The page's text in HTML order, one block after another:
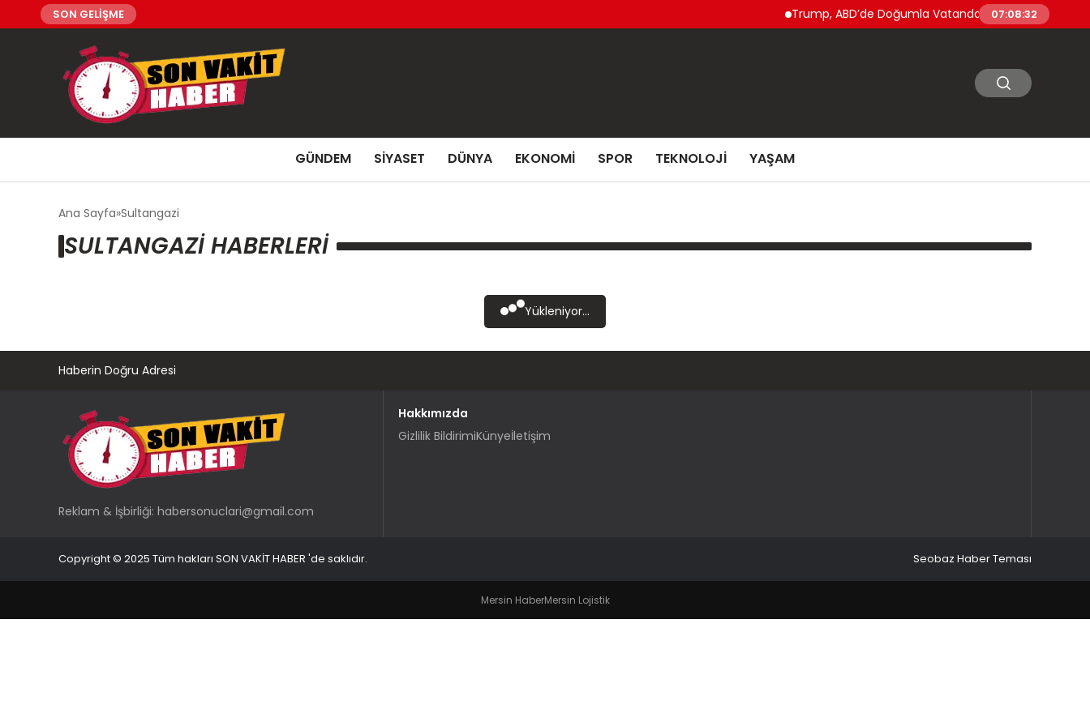
SON GELİŞME Trump, ABD’de Doğumla Vatandaşlık ve ‘Doğum
07:08:32
GÜNDEM SIYASET DÜNYA EKONOMI SPOR TEKNOLOJI YAŞAM
Ana Sayfa Sultangazi
SULTANGAZI HABERLERI
Yükleniyor...
Haberin Doğru Adresi
Reklam & İşbirliği: habersonuclari@gmail.com
Hakkımızda
Gizlilik BildirimiKünyeİletişim
Copyright © 2025 Tüm hakları SON VAKİT HABER 'de saklıdır. Seobaz Haber Teması
Mersin HaberMersin Lojistik